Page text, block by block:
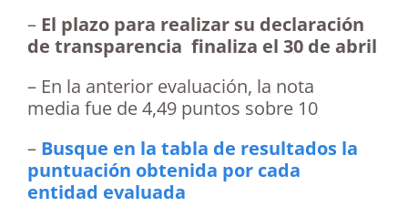
– El plazo para realizar su declaración
de transparencia finaliza el 30 de abril
– En la anterior evaluación, la nota
media fue de 4,49 puntos sobre 10
– Busque en la tabla de resultados la
puntuación obtenida por cada
entidad evaluada